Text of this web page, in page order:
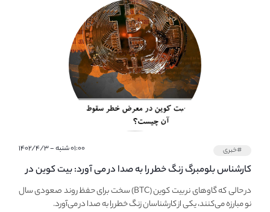
#خبری ۰۱:۰۰ شنبه - ۱۴۰۲/۴/۳
کارشناس بلومبرگ زنگ خطر را به صدا در می آورد: بیت کوین در
معرض خطر سقوط بزرگ است - دلیل آن چیست؟در حالی که گاوهای نر بیت کوین (BTC) سخت برای حفظ روند صعودی سال
نو مبارزه می‌کنند، یکی از کارشناسان زنگ خطر را به صدا در می‌آورد.